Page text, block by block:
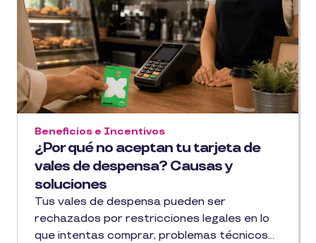
¿Por qué no aceptan tu tarjeta de
vales de despensa? Causas y
soluciones
Beneficios e Incentivos
Tus vales de despensa pueden ser
rechazados por restricciones legales en lo
que intentas comprar, problemas técnicos...